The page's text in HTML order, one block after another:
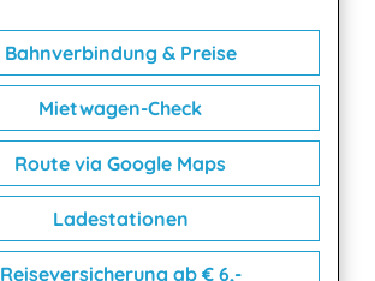
Bahnverbindung & Preise
Mietwagen-Check
Route via Google Maps
Ladestationen
Reiseversicherung ab € 6,-